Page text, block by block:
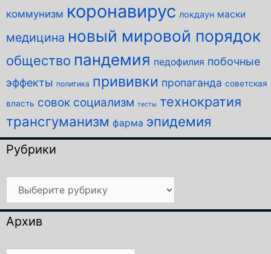
коммунизм коронавирус локдаун маски
медицина новый мировой порядок
общество пандемия педофилия побочные
эффекты политика прививки пропаганда советская
власть совок социализм тесты технократия
трансгуманизм фарма эпидемия
Рубрики
Рубрики
Архив